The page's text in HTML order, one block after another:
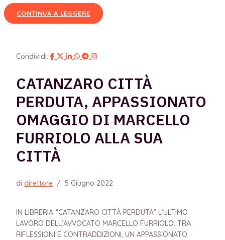
CONTINUA A LEGGERE
Condividi:
CATANZARO CITTÀ
PERDUTA, APPASSIONATO
OMAGGIO DI MARCELLO
FURRIOLO ALLA SUA
CITTÀ
di direttore / 5 Giugno 2022
IN LIBRERIA “CATANZARO CITTÀ PERDUTA” L’ULTIMO
LAVORO DELL’AVVOCATO MARCELLO FURRIOLO: TRA
RIFLESSIONI E CONTRADDIZIONI, UN APPASSIONATO